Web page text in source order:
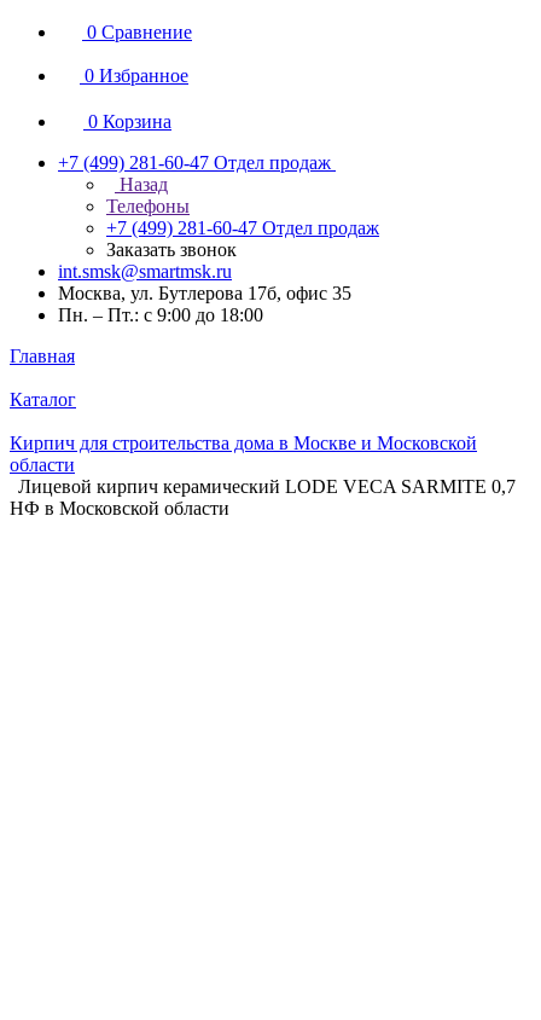
0 Сравнение
0 Избранное
0 Корзина
+7 (499) 281-60-47 Отдел продаж
Назад
Телефоны
+7 (499) 281-60-47 Отдел продаж
Заказать звонок
int.smsk@smartmsk.ru
Москва, ул. Бутлерова 17б, офис 35
Пн. – Пт.: с 9:00 до 18:00
Главная
Каталог
Кирпич для строительства дома в Москве и Московской
области
Лицевой кирпич керамический LODE VECA SARMITE 0,7
НФ в Московской области